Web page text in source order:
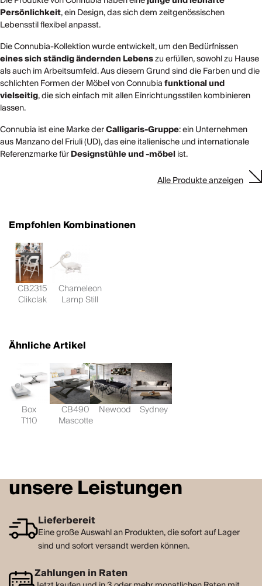
Persönlichkeit, ein Design, das sich dem zeitgenössischen
Lebensstil flexibel anpasst.
Die Connubia-Kollektion wurde entwickelt, um den Bedürfnissen
eines sich ständig ändernden Lebenszu erfüllen, sowohl zu Hause
als auch im Arbeitsumfeld. Aus diesem Grund sind die Farben und die
schlichten Formen der Möbel von Connubiafunktional und
vielseitig, die sich einfach mit allen Einrichtungsstilen kombinieren
lassen.
Connubia ist eine Marke derCalligaris-Gruppe: ein Unternehmen
aus Manzano del Friuli (UD), das eine italienische und internationale
Referenzmarke fürDesignstühle und -möbelist.
Alle Produkte anzeigen
Empfohlen Kombinationen
CB2315
Clikclak
Chameleon
Lamp Still
Ähnliche Artikel
Box
T110
CB490
Mascotte
Newood Sydney
unsere Leistungen
Lieferbereit
Eine große Auswahl an Produkten, die sofort auf Lager
sind und sofort versandt werden können.
Zahlungen in Raten